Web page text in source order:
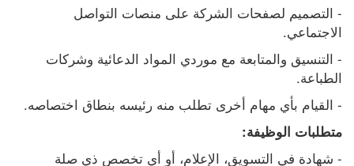
الاجتماعي.
الطباعة.
- القيام بأي مهام أخرى تطلب منه رئيسه بنطاق اختصاصه.
متطلبات الوظيفة: